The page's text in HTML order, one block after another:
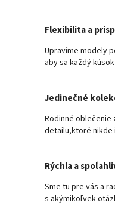
Flexibilita a
Upravíme modely
aby sa každý
Jedinečné
Rodinné oblečenie
detailu,ktoré nikde
Rýchla a
Sme tu pre vás a
s akýmikoľvek